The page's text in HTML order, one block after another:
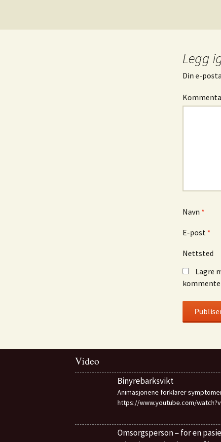
Legg
Din e-
Navn *
E-post *
Nettsted
Lagre
Video
Binyrebarksvikt
Animasjonene forklarer
https://www.youtube.com/
Omsorgsperson – for en